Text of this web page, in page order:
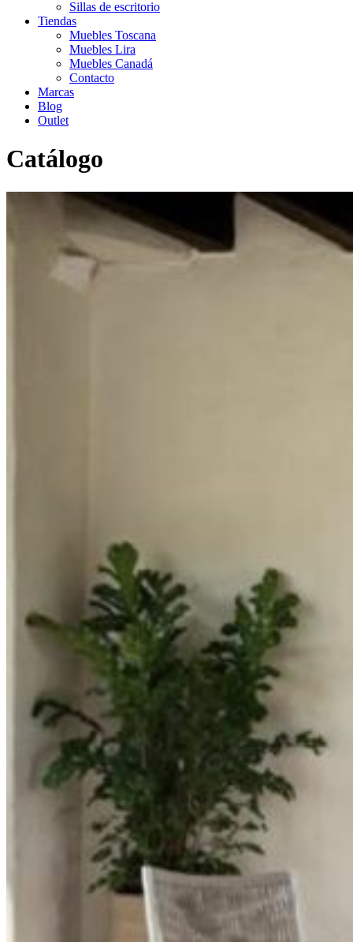
Sillas de escritorio
Tiendas
Muebles Toscana
Muebles Lira
Muebles Canadá
Contacto
Marcas
Blog
Outlet
Catálogo
Catálogo Mesa de jardin extensible